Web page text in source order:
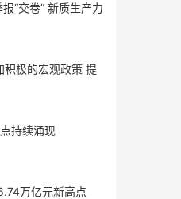
“交卷” 新质生产力
积极的宏观政策 提
持续涌现
万亿元新高点